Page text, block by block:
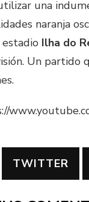
una
naranja
Ilha do
Un partido
TWITTER